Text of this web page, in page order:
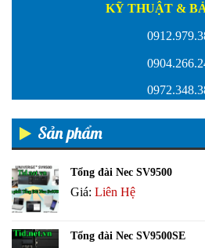
KỸ THUẬT &
Sản phẩm
Tổng đài Nec SV9500
Giá: Liên Hệ
Tổng đài Nec SV9500SE